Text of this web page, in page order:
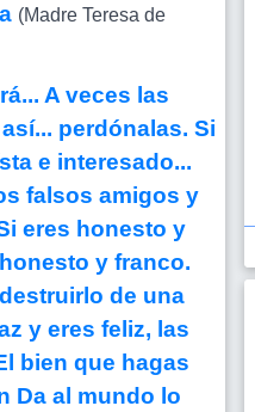
(Madre Teresa de
A veces las
perdónalas. Si
e interesado...
falsos amigos y
eres honesto y
y franco.
de una
y eres feliz, las
bien que hagas
Da al mundo lo